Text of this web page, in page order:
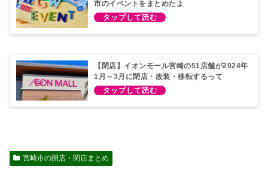
市のイベントをまとめたよ
【閉店】イオンモール宮崎の51店舗が2024年
1月～3月に閉店・改装・移転するって
宮崎市の開店・閉店まとめ